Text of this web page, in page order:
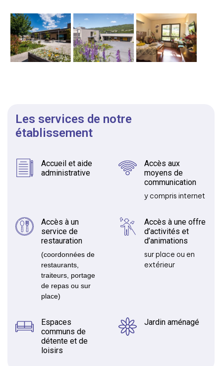
Les services de notre
établissement
Accueil et aide
administrative
Accès aux
moyens de
communication
y compris internet
Accès à un
service de
restauration
(coordonnées de
restaurants,
traiteurs, portage
de repas ou sur
place)
Accès à une offre
d’activités et
d’animations
sur place ou en
extérieur
Espaces
communs de
détente et de
loisirs
Jardin aménagé